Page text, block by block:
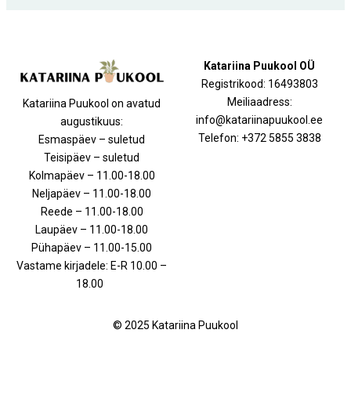
Katariina Puukool on avatud
augustikuus:
Esmaspäev – suletud
Teisipäev – suletud
Kolmapäev – 11.00-18.00
Neljapäev – 11.00-18.00
Reede – 11.00-18.00
Laupäev – 11.00-18.00
Pühapäev – 11.00-15.00
Vastame kirjadele: E-R 10.00 –
18.00
Katariina Puukool OÜ
Registrikood: 16493803
Meiliaadress:
info@katariinapuukool.ee
Telefon: +372 5855 3838
© 2025 Katariina Puukool